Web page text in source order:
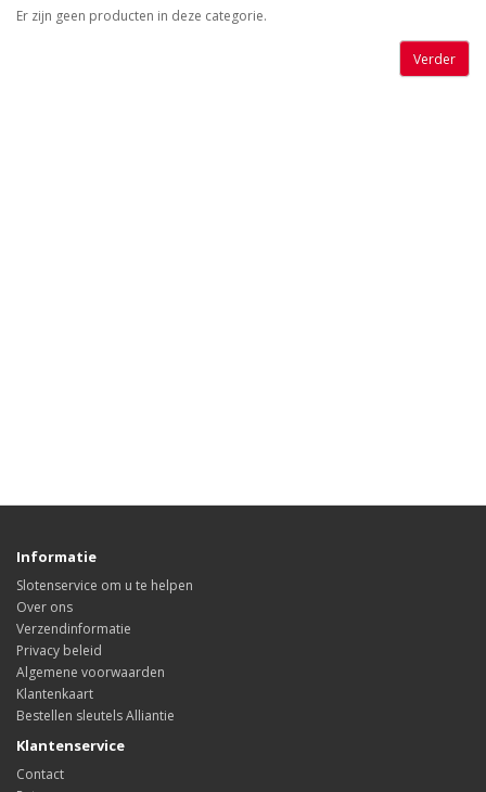
Er zijn geen producten in deze categorie.
Verder
Informatie
Slotenservice om u te helpen
Over ons
Verzendinformatie
Privacy beleid
Algemene voorwaarden
Klantenkaart
Bestellen sleutels Alliantie
Klantenservice
Contact